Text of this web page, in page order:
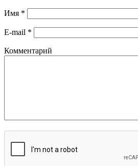
Имя *
E-mail *
Комментарий